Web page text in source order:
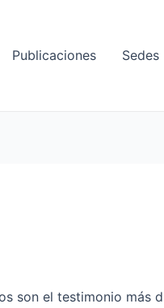
Publicaciones Sedes
son el testimonio más